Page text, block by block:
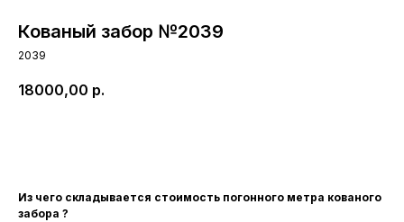
Кованый забор №2039
2039
18000,00 р.
Из чего складывается стоимость погонного метра кованого
забора ?